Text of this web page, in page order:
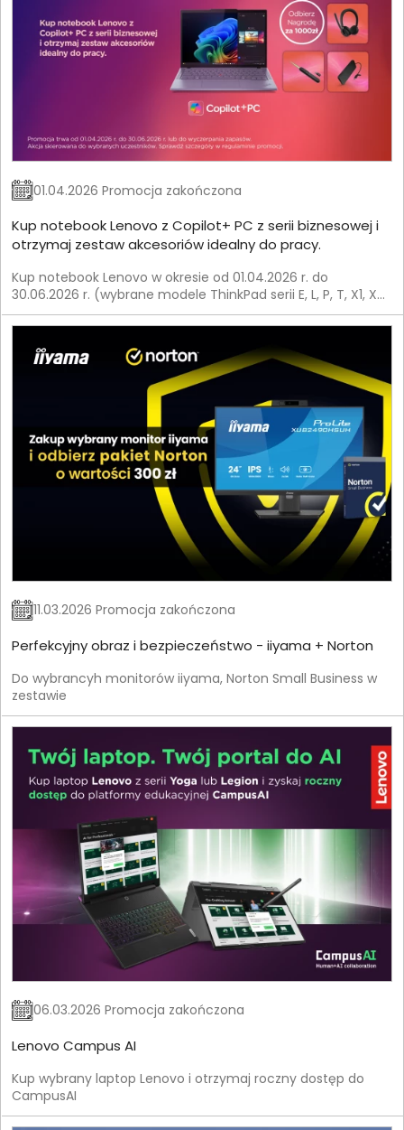
01.04.2026 Promocja zakończona
Kup notebook Lenovo z Copilot+ PC z serii biznesowej i
otrzymaj zestaw akcesoriów idealny do pracy.
Kup notebook Lenovo w okresie od 01.04.2026 r. do
30.06.2026 r. (wybrane modele ThinkPad serii E, L, P, T, X1, X9)
i otrzymaj zestaw akcesoriów od Lenovo
11.03.2026 Promocja zakończona
Perfekcyjny obraz i bezpieczeństwo - iiyama + Norton
Do wybrancyh monitorów iiyama, Norton Small Business w
zestawie
06.03.2026 Promocja zakończona
Lenovo Campus AI
Kup wybrany laptop Lenovo i otrzymaj roczny dostęp do
CampusAI